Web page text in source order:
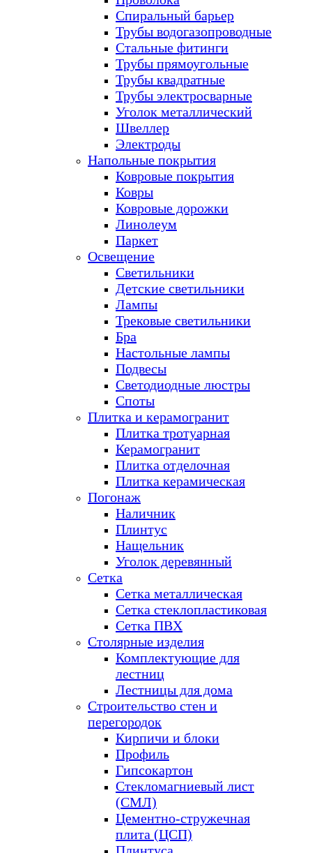
Спиральный барьер
Трубы водогазопроводные
Стальные фитинги
Трубы прямоугольные
Трубы квадратные
Трубы электросварные
Уголок металлический
Швеллер
Электроды
Напольные покрытия
Ковровые покрытия
Ковры
Ковровые дорожки
Линолеум
Паркет
Освещение
Светильники
Детские светильники
Лампы
Трековые светильники
Бра
Настольные лампы
Подвесы
Светодиодные люстры
Споты
Плитка и керамогранит
Плитка тротуарная
Керамогранит
Плитка отделочная
Плитка керамическая
Погонаж
Наличник
Плинтус
Нащельник
Уголок деревянный
Сетка
Сетка металлическая
Сетка стеклопластиковая
Сетка ПВХ
Столярные изделия
Комплектующие для
лестниц
Лестницы для дома
Строительство стен и
перегородок
Кирпичи и блоки
Профиль
Гипсокартон
Стекломагниевый лист
(СМЛ)
Цементно-стружечная
плита (ЦСП)